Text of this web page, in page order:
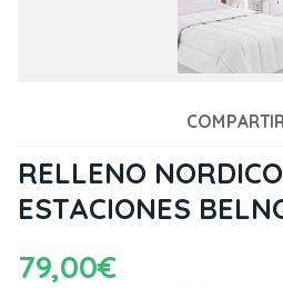
RELLENO
ESTACIONES
79,00€